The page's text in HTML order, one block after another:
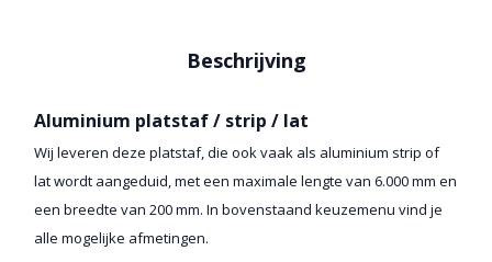
Beschrijving
Aluminium platstaf / strip / lat
Wij leveren deze platstaf, die ook vaak als aluminium strip of
lat wordt aangeduid, met een maximale lengte van 6.000 mm en
een breedte van 200 mm. In bovenstaand keuzemenu vind je
alle mogelijke afmetingen.